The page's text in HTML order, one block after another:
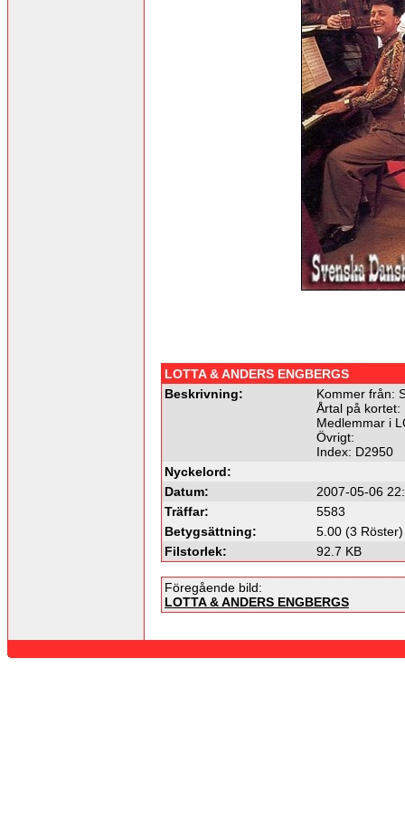
LOTTA & ANDERS ENGBERGS
Beskrivning:
Kommer från:
Årtal på kortet:
Medlemmar i
Övrigt:
Index: D2950
Nyckelord:
Datum:
2007-05-06
Träffar:
5583
Betygsättning:
5.00 (3 Röster)
Filstorlek:
92.7 KB
Föregående bild:
LOTTA & ANDERS ENGBERGS